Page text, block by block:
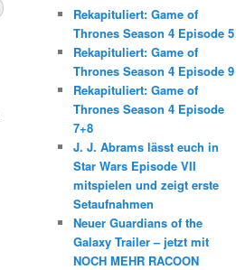
n
Rekapituliert: Game of
Thrones Season 4 Episode 5
Rekapituliert: Game of
Thrones Season 4 Episode 9
Rekapituliert: Game of
Thrones Season 4 Episode
7+8
J. J. Abrams lässt euch in
Star Wars Episode VII
mitspielen und zeigt erste
Setaufnahmen
Neuer Guardians of the
Galaxy Trailer – jetzt mit
NOCH MEHR RACOON